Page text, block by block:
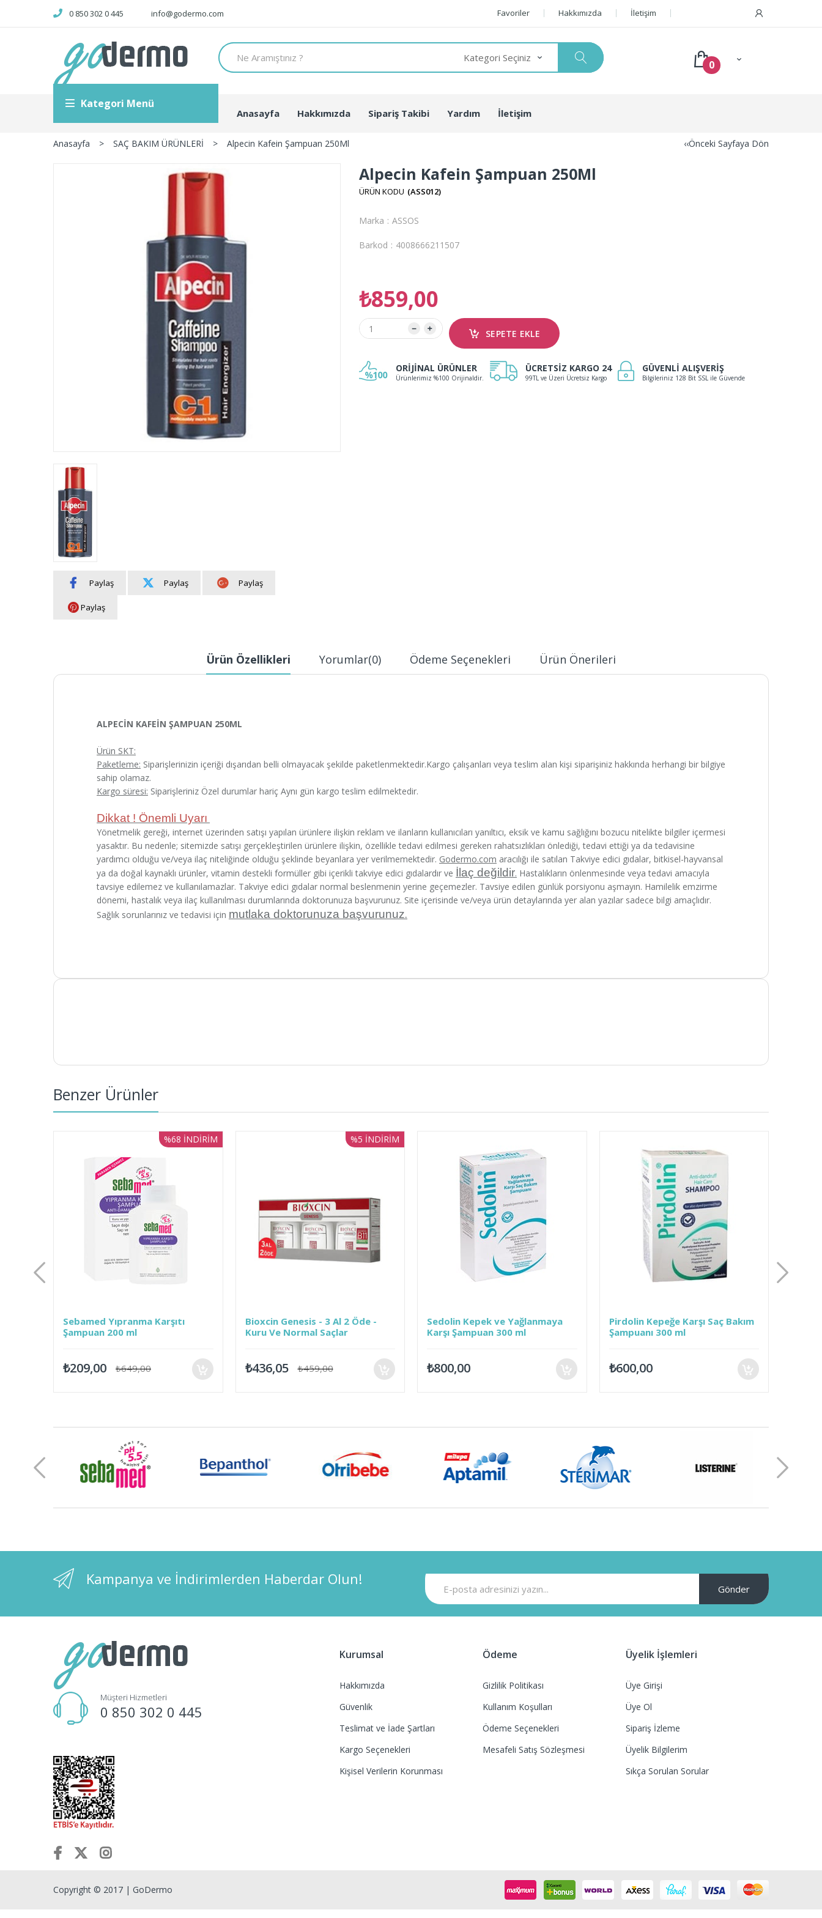
0 850 302 0 445 info@godermo.com Favoriler Hakkımızda İletişim
0
Kategori Menü
Anasayfa Hakkımızda Sipariş Takibi Yardım İletişim
Anasayfa > SAÇ BAKIM ÜRÜNLERİ > Alpecin Kafein Şampuan 250Ml ‹‹Önceki Sayfaya Dön
Paylaş Paylaş Paylaş
Paylaş
Alpecin Kafein Şampuan 250Ml
(ASS012)
Marka : ASSOS
Barkod : 4008666211507
₺859,00
ORİJİNAL ÜRÜNLER
Ürünlerimiz %100 Orijinaldir.
ÜCRETSİZ KARGO 24
99TL ve Üzeri Ücretsiz Kargo
GÜVENLİ ALIŞVERİŞ
Bilgileriniz 128 Bit SSL ile Güvende
Ürün Özellikleri Yorumlar(0) Ödeme Seçenekleri Ürün Önerileri
ALPECİN KAFEİN ŞAMPUAN 250ML
Ürün SKT:
Paketleme: Siparişlerinizin içeriği dışarıdan belli olmayacak şekilde paketlenmektedir.Kargo çalışanları veya teslim alan kişi siparişiniz hakkında herhangi bir bilgiye
sahip olamaz.
Kargo süresi: Siparişleriniz Özel durumlar hariç Aynı gün kargo teslim edilmektedir.
Dikkat ! Önemli Uyarı
Yönetmelik gereği, internet üzerinden satışı yapılan ürünlere ilişkin reklam ve ilanların kullanıcıları yanıltıcı, eksik ve kamu sağlığını bozucu nitelikte bilgiler içermesi
yasaktır. Bu nedenle; sitemizde satışı gerçekleştirilen ürünlere ilişkin, özellikle tedavi edilmesi gereken rahatsızlıkları önlediği, tedavi ettiği ya da tedavisine
yardımcı olduğu ve/veya ilaç niteliğinde olduğu şeklinde beyanlara yer verilmemektedir. Godermo.com aracılığı ile satılan Takviye edici gıdalar, bitkisel-hayvansal
ya da doğal kaynaklı ürünler, vitamin destekli formüller gibi içerikli takviye edici gıdalardır ve İlaç değildir. Hastalıkların önlenmesinde veya tedavi amacıyla
tavsiye edilemez ve kullanılamazlar. Takviye edici gıdalar normal beslenmenin yerine geçemezler. Tavsiye edilen günlük porsiyonu aşmayın. Hamilelik emzirme
dönemi, hastalık veya ilaç kullanılması durumlarında doktorunuza başvurunuz. Site içerisinde ve/veya ürün detaylarında yer alan yazılar sadece bilgi amaçlıdır.
Sağlık sorunlarınız ve tedavisi için mutlaka doktorunuza başvurunuz.
Benzer Ürünler
Sebamed Yıpranma Karşıtı
Şampuan 200 ml
₺649,00
İNDIRIM
Bioxcin Genesis - 3 Al 2 Öde -
Kuru Ve Normal Saçlar
₺436,05 ₺459,00
İNDIRIM
Sedolin Kepek ve Yağlanmaya
Karşı Şampuan 300 ml
₺800,00
Pirdolin Kepeğe Karşı Saç Bakım
Şampuanı 300 ml
₺600,00
Kadolin Kepeğe
₺800,00
Kampanya ve İndirimlerden Haberdar Olun!
Gönder
Müşteri Hizmetleri
0 850 302 0 445
Kurumsal
Hakkımızda
Güvenlik
Teslimat ve İade Şartları
Kargo Seçenekleri
Kişisel Verilerin Korunması
Ödeme
Gizlilik Politikası
Kullanım Koşulları
Ödeme Seçenekleri
Mesafeli Satış Sözleşmesi
Üyelik İşlemleri
Üye Girişi
Üye Ol
Sipariş İzleme
Üyelik Bilgilerim
Sıkça Sorulan Sorular
Copyright © 2017 | GoDermo